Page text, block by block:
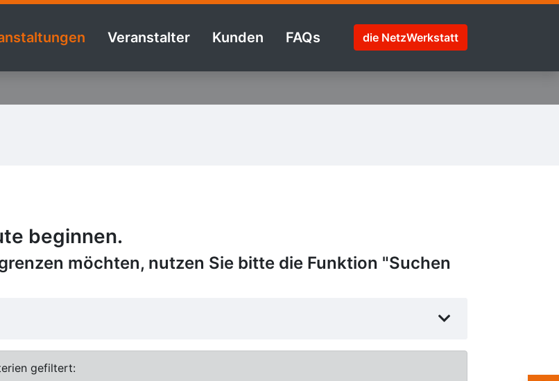
Veranstalter Kunden FAQs die NetzWerkstatt
beginnen.
möchten, nutzen Sie bitte die Funktion "Suchen
gefiltert: